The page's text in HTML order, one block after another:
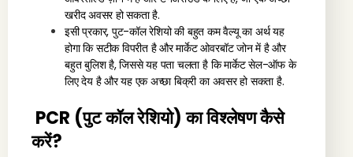
खरीद अवसर हो सकता है.
इसी प्रकार, पुट-कॉल रेशियो की बहुत कम वैल्यू का अर्थ यह
होगा कि सटीक विपरीत है और मार्केट ओवरबॉट जोन में है और
बहुत बुलिश है, जिससे यह पता चलता है कि मार्केट सेल-ऑफ के
लिए देय है और यह एक अच्छा बिक्री का अवसर हो सकता है.
PCR (पुट कॉल रेशियो) का विश्लेषण कैसे
करें?